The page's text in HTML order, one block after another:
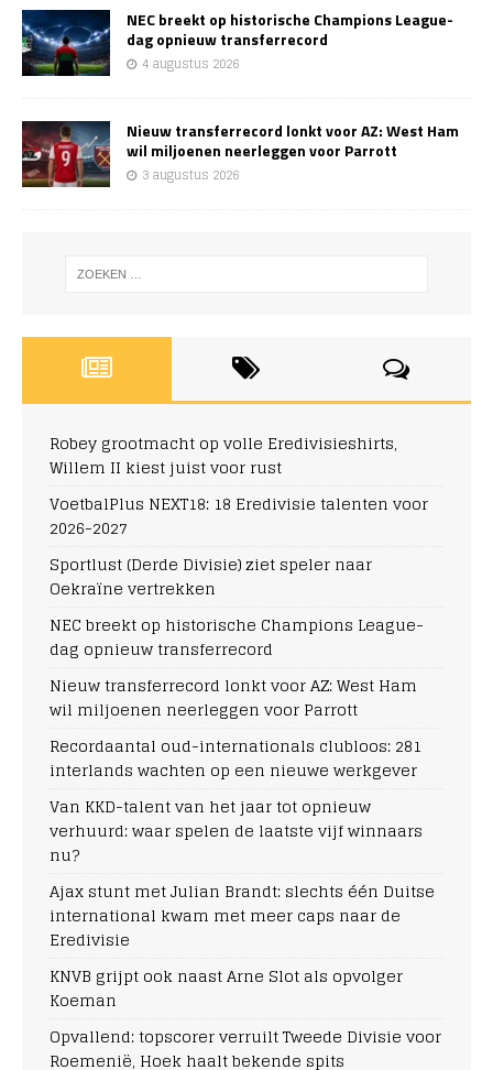
NEC breekt op historische Champions League-
dag opnieuw transferrecord
4 augustus 2026
Nieuw transferrecord lonkt voor AZ: West Ham
wil miljoenen neerleggen voor Parrott
3 augustus 2026
Robey grootmacht op volle Eredivisieshirts,
Willem II kiest juist voor rust
VoetbalPlus NEXT18: 18 Eredivisie talenten voor
2026-2027
Sportlust (Derde Divisie) ziet speler naar
Oekraïne vertrekken
NEC breekt op historische Champions League-
dag opnieuw transferrecord
Nieuw transferrecord lonkt voor AZ: West Ham
wil miljoenen neerleggen voor Parrott
Recordaantal oud-internationals clubloos: 281
interlands wachten op een nieuwe werkgever
Van KKD-talent van het jaar tot opnieuw
verhuurd: waar spelen de laatste vijf winnaars
nu?
Ajax stunt met Julian Brandt: slechts één Duitse
international kwam met meer caps naar de
Eredivisie
KNVB grijpt ook naast Arne Slot als opvolger
Koeman
Opvallend: topscorer verruilt Tweede Divisie voor
Roemenië, Hoek haalt bekende spits